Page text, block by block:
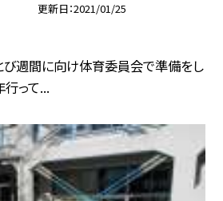
更新日 2021/01/25
び週間に向け体育委員会で準備をし
行って...